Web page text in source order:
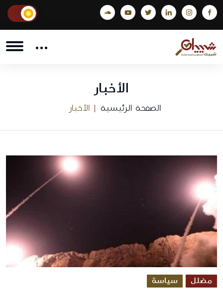
الأخبار
الصفحة الرئيسية الأخبار
مضلل سياسة